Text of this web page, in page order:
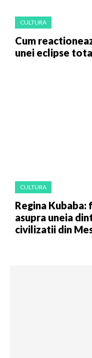
CULTURA
Cum
unei eclipse
CULTURA
Regina
asupra uneia
civilizatii din